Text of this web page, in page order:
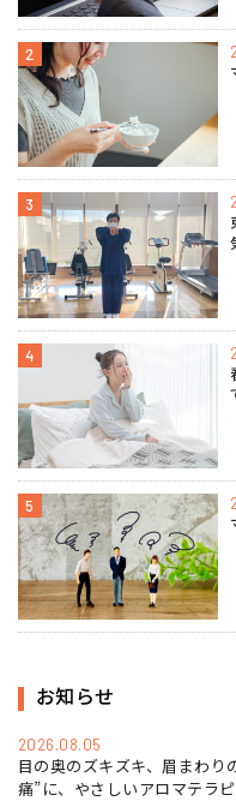
2
3
4
5
お知らせ
2026.08.05
目の奥のズキズキ、眉まわ
痛”に、やさしいアロマテラピ